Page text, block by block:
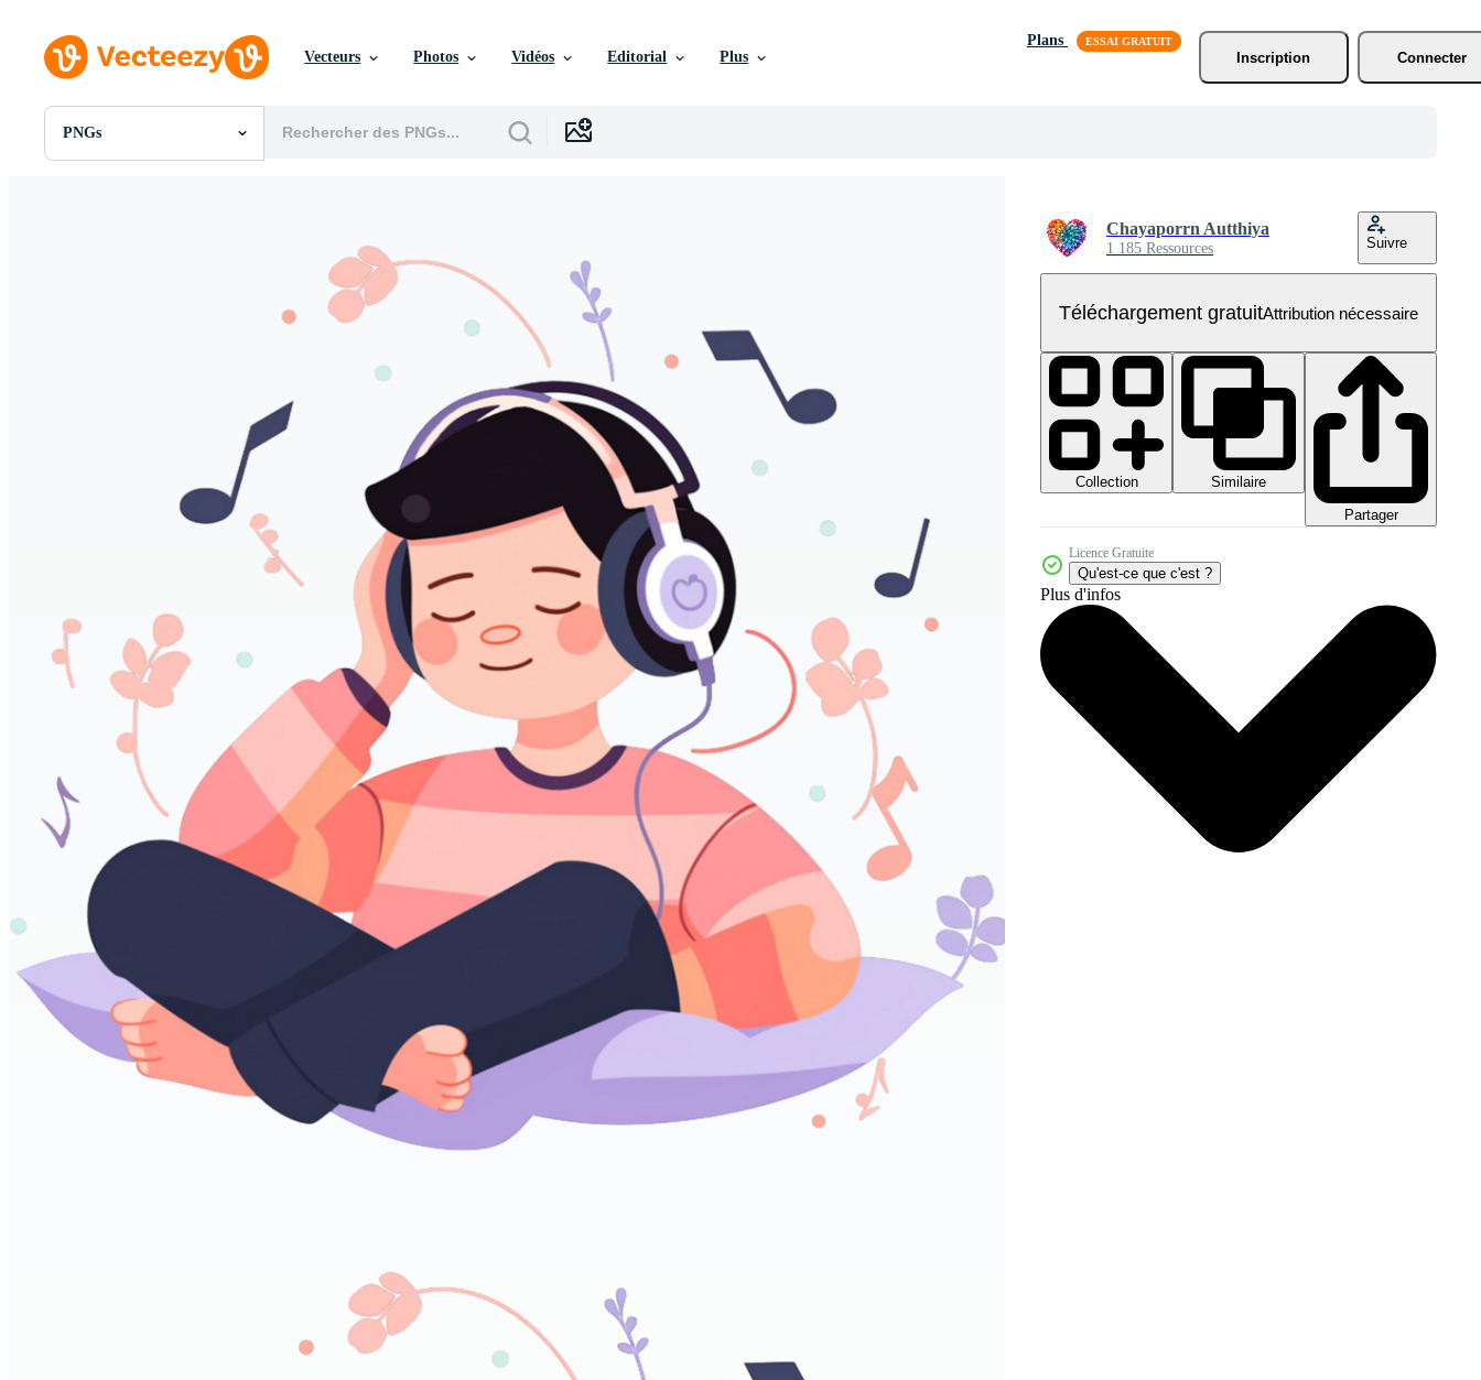
Vecteurs Photos Vidéos Editorial Plus
Plans
Inscription
Connecter
PNGs
Toutes Images
Chayaporrn Autthiya
1 185 Ressources Suivre
Téléchargement gratuitAttribution nécessaire
Collection
Similaire
Partager
Licence Gratuite
Qu'est-ce que c'est ?
Plus d'infos